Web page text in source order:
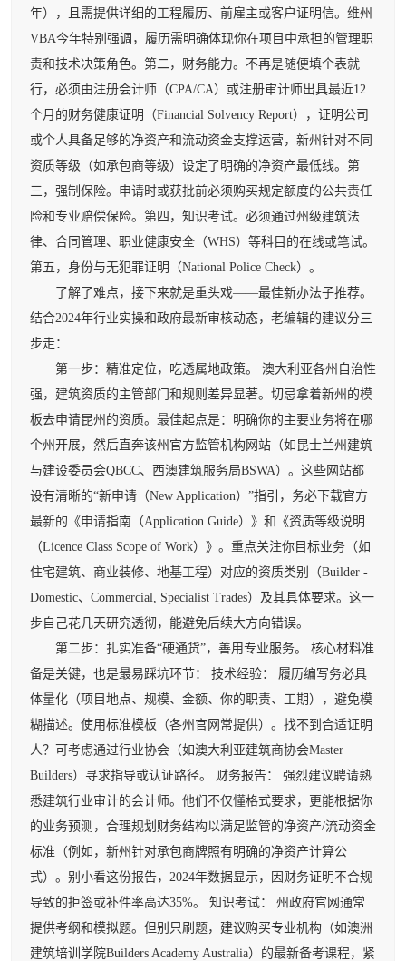
年），且需提供详细的工程履历、前雇主或客户证明信。维州
VBA今年特别强调，履历需明确体现你在项目中承担的管理职
责和技术决策角色。第二，财务能力。不再是随便填个表就
行，必须由注册会计师（CPA/CA）或注册审计师出具最近12
个月的财务健康证明（Financial Solvency Report），证明公司
或个人具备足够的净资产和流动资金支撑运营，新州针对不同
资质等级（如承包商等级）设定了明确的净资产最低线。第
三，强制保险。申请时或获批前必须购买规定额度的公共责任
险和专业赔偿保险。第四，知识考试。必须通过州级建筑法
律、合同管理、职业健康安全（WHS）等科目的在线或笔试。
第五，身份与无犯罪证明（National Police Check）。
了解了难点，接下来就是重头戏——最佳新办法子推荐。
结合2024年行业实操和政府最新审核动态，老编辑的建议分三
步走：
第一步：精准定位，吃透属地政策。 澳大利亚各州自治性
强，建筑资质的主管部门和规则差异显著。切忌拿着新州的模
板去申请昆州的资质。最佳起点是：明确你的主要业务将在哪
个州开展，然后直奔该州官方监管机构网站（如昆士兰州建筑
与建设委员会QBCC、西澳建筑服务局BSWA）。这些网站都
设有清晰的“新申请（New Application）”指引，务必下载官方
最新的《申请指南（Application Guide）》和《资质等级说明
（Licence Class Scope of Work）》。重点关注你目标业务（如
住宅建筑、商业装修、地基工程）对应的资质类别（Builder -
Domestic、Commercial, Specialist Trades）及其具体要求。这一
步自己花几天研究透彻，能避免后续大方向错误。
第二步：扎实准备“硬通货”，善用专业服务。 核心材料准
备是关键，也是最易踩坑环节： 技术经验： 履历编写务必具
体量化（项目地点、规模、金额、你的职责、工期），避免模
糊描述。使用标准模板（各州官网常提供）。找不到合适证明
人？可考虑通过行业协会（如澳大利亚建筑商协会Master
Builders）寻求指导或认证路径。 财务报告： 强烈建议聘请熟
悉建筑行业审计的会计师。他们不仅懂格式要求，更能根据你
的业务预测，合理规划财务结构以满足监管的净资产/流动资金
标准（例如，新州针对承包商牌照有明确的净资产计算公
式）。别小看这份报告，2024年数据显示，因财务证明不合规
导致的拒签或补件率高达35%。 知识考试： 州政府官网通常
提供考纲和模拟题。但别只刷题，建议购买专业机构（如澳洲
建筑培训学院Builders Academy Australia）的最新备考课程，紧